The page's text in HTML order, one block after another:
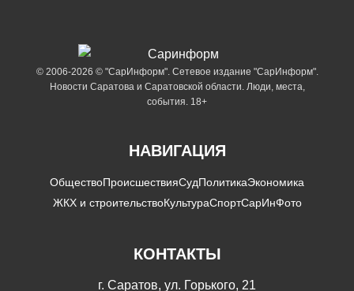
© 2006-2026 © "СарИнформ". Сетевое издание "СарИнформ".
Новости Саратова и Саратовской области. Люди, места,
события. 18+
НАВИГАЦИЯ
ОбществоПроисшествияСудПолитикаЭкономика
ЖКХ и строительствоКультураСпортСарИнФото
КОНТАКТЫ
г. Саратов, ул. Горького, 21